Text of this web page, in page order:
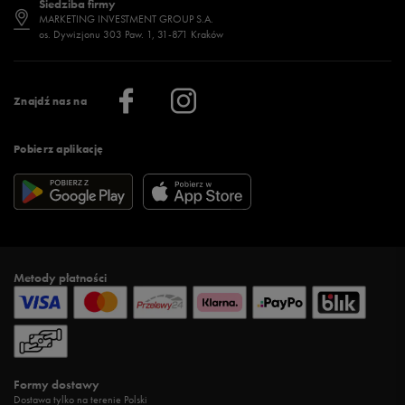
Znajdź nas na
Pobierz aplikację
Regulamin sklepu 50 style
Regulamin aplikacji 50 style
Więcej regulaminów >
Jak wybrać buty na zimę?
Więcej >
Stylizacje damskie
Sklepy stacjonarne
Klub 50 style
Praca
Informacje o firmie
Siedziba firmy
MARKETING INVESTMENT GROUP S.A.
os. Dywizjonu 303 Paw. 1, 31-871 Kraków
Metody płatności
Formy dostawy
Dostawa tylko na terenie Polski